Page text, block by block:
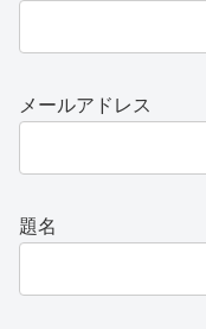
メールアドレス
題名